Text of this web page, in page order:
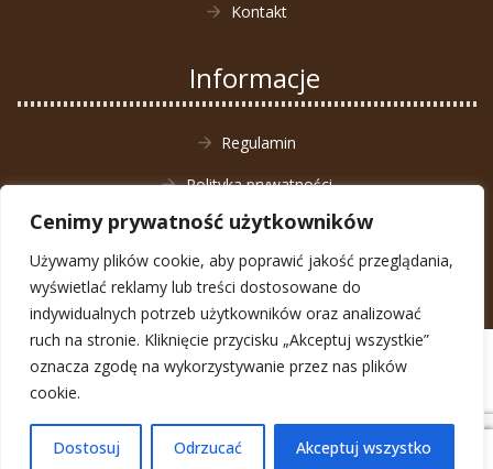
Cenimy prywatność użytkowników
Używamy plików cookie, aby poprawić jakość przeglądania,
wyświetlać reklamy lub treści dostosowane do
indywidualnych potrzeb użytkowników oraz analizować
ruch na stronie. Kliknięcie przycisku „Akceptuj wszystkie”
oznacza zgodę na wykorzystywanie przez nas plików
cookie.
Dostosuj Odrzucać Akceptuj wszystko
Kontakt
Informacje
Regulamin
Polityka prywatności
Zwrot towaru
0
© Animal4You 2026